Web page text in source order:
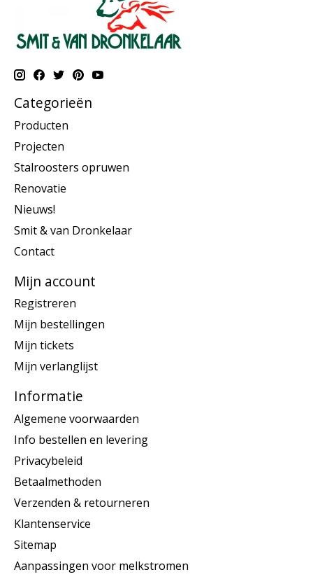
Categorieën
Producten
Projecten
Stalroosters opruwen
Renovatie
Nieuws!
Smit & van Dronkelaar
Contact
Mijn account
Registreren
Mijn bestellingen
Mijn tickets
Mijn verlanglijst
Informatie
Algemene voorwaarden
Info bestellen en levering
Privacybeleid
Betaalmethoden
Verzenden & retourneren
Klantenservice
Sitemap
Aanpassingen voor melkstromen